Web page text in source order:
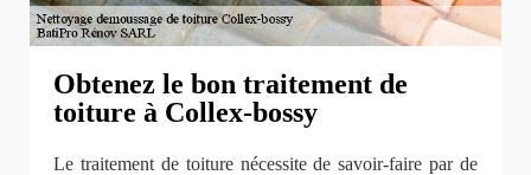
Obtenez le bon traitement de
toiture à Collex-bossy
Le traitement de toiture nécessite de savoir-faire par de